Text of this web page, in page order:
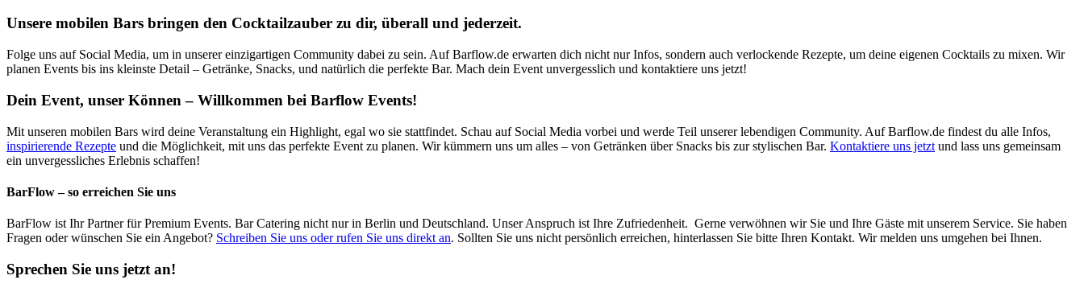
Unsere mobilen Bars bringen den Cocktailzauber zu dir, überall und jederzeit.
Folge uns auf Social Media, um in unserer einzigartigen Community dabei zu sein. Auf Barflow.de erwarten dich nicht nur Infos, sondern auch verlockende Rezepte, um deine eigenen Cocktails zu mixen. Wir
planen Events bis ins kleinste Detail – Getränke, Snacks, und natürlich die perfekte Bar. Mach dein Event unvergesslich und kontaktiere uns jetzt!
Dein Event, unser Können – Willkommen bei Barflow Events!
Mit unseren mobilen Bars wird deine Veranstaltung ein Highlight, egal wo sie stattfindet. Schau auf Social Media vorbei und werde Teil unserer lebendigen Community. Auf Barflow.de findest du alle Infos,
inspirierende Rezepte und die Möglichkeit, mit uns das perfekte Event zu planen. Wir kümmern uns um alles – von Getränken über Snacks bis zur stylischen Bar. Kontaktiere uns jetzt und lass uns gemeinsam
ein unvergessliches Erlebnis schaffen!
BarFlow – so erreichen Sie uns
BarFlow ist Ihr Partner für Premium Events. Bar Catering nicht nur in Berlin und Deutschland. Unser Anspruch ist Ihre Zufriedenheit. Gerne verwöhnen wir Sie und Ihre Gäste mit unserem Service. Sie haben
Fragen oder wünschen Sie ein Angebot? Schreiben Sie uns oder rufen Sie uns direkt an. Sollten Sie uns nicht persönlich erreichen, hinterlassen Sie bitte Ihren Kontakt. Wir melden uns umgehen bei Ihnen.
Sprechen Sie uns jetzt an!